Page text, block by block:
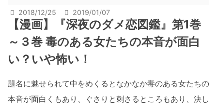
2018/12/25 2019/01/07
【漫画】『深夜のダメ恋図鑑』第1巻
～３巻 毒のある女たちの本音が面白
い？いや怖い！
題名に魅せられて中をめくるとなかなか毒のある女たちの
本音が面白くもあり、ぐさりと刺さるところもあり、決し